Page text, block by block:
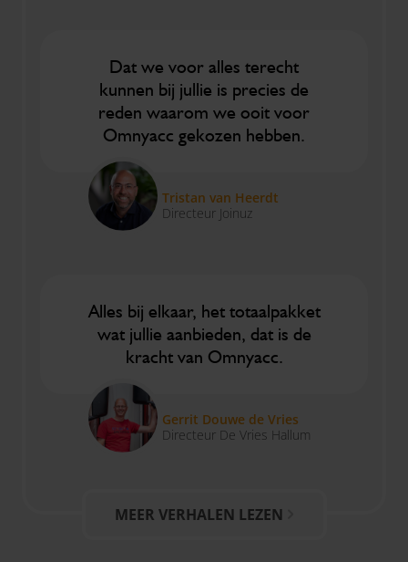
Dat we voor alles terecht
kunnen bij jullie is precies de
reden waarom we ooit voor
Omnyacc gekozen hebben.
Tristan van Heerdt
Directeur Joinuz
Alles bij elkaar, het totaalpakket
wat jullie aanbieden, dat is de
kracht van Omnyacc.
Gerrit Douwe de Vries
Directeur De Vries Hallum
MEER VERHALEN LEZEN